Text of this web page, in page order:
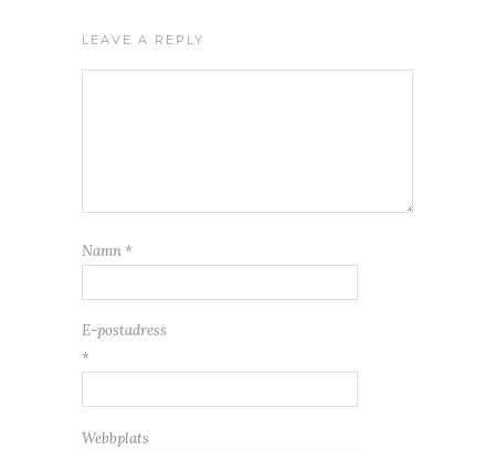
LEAVE A REPLY
Namn *
E-postadress
*
Webbplats